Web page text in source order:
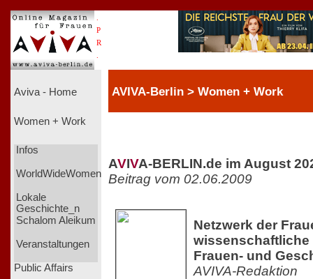
P
R
Aviva - Home
Women + Work
Infos
WorldWideWomen
Lokale
Geschichte_n
Schalom Aleikum
Veranstaltungen
Public Affairs
AVIVA-Berlin > Women + Work
AVIVA-BERLIN.de im August
Beitrag vom 02.06.2009
Netzwerk der
Frauen- und
AVIVA-Redaktion